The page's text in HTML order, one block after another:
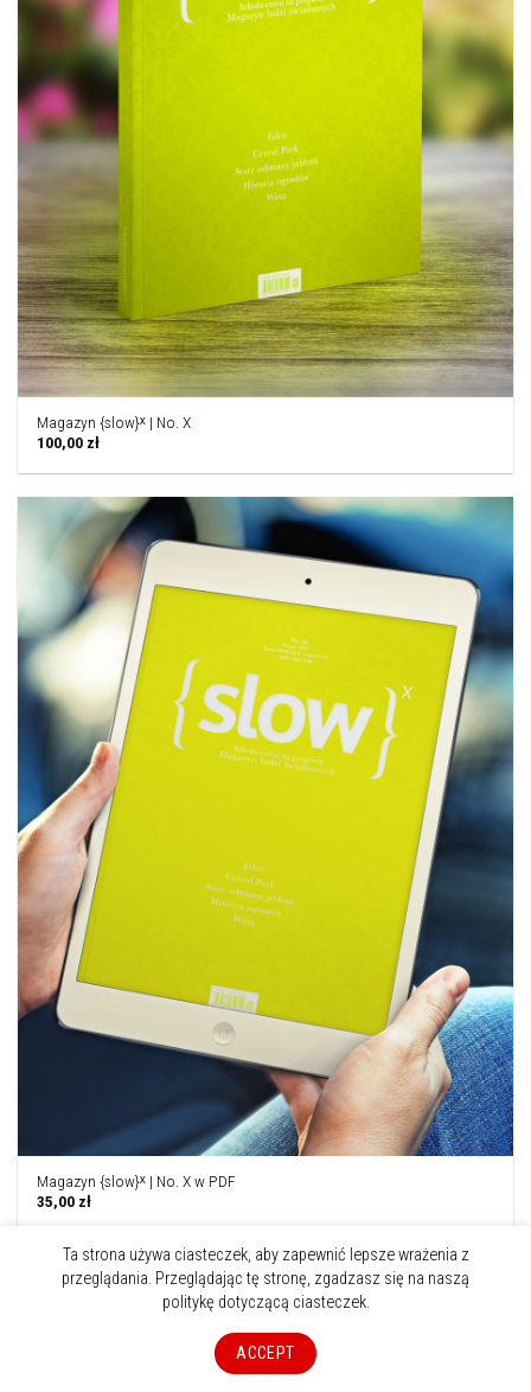
Magazyn {slow}ˣ | No. X
100,00 zł
Magazyn {slow}ˣ | No. X w PDF
35,00 zł
Ta strona używa ciasteczek, aby zapewnić lepsze wrażenia z
przeglądania. Przeglądając tę stronę, zgadzasz się na naszą
politykę dotyczącą ciasteczek.
ACCEPT